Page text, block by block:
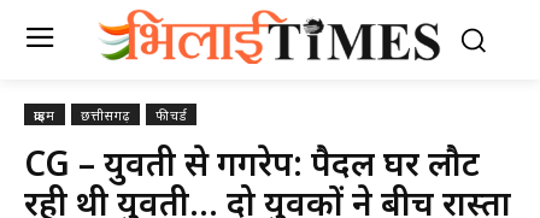
क्राइम छत्तीसगढ़ फीचर्ड
CG – युवती से गैंगरेप: पैदल घर लौट
रही थी युवती… दो युवकों ने बीच रास्ता